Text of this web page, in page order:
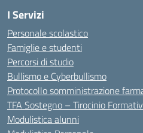
I Servizi
Personale scolastico
Famiglie e studenti
Percorsi di studio
Bullismo e Cyberbullismo
Protocollo somministrazione
TFA Sostegno – Tirocinio
Modulistica alunni